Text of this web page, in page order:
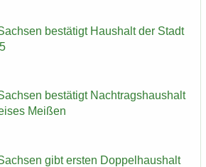
be­stä­tigt Haus­halt der Stadt
be­stä­tigt Nach­trags­haus­halt
Mei­ßen
gibt ers­ten Dop­pel­haus­halt